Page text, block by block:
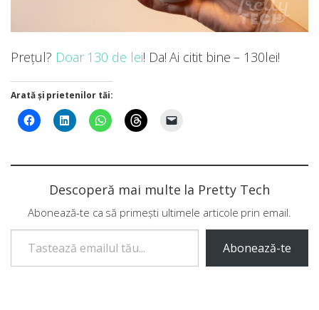
Prețul? Doar 130 de lei! Da! Ai citit bine – 130lei!
Arată și prietenilor tăi:
Descoperă mai multe la Pretty Tech
Abonează-te ca să primești ultimele articole prin email.
Tastează emailul tău...
Abonează-te